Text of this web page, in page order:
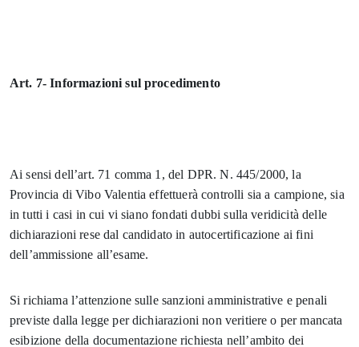
Art. 7- Informazioni sul procedimento
Ai sensi dell’art. 71 comma 1, del DPR. N. 445/2000, la
Provincia di Vibo Valentia effettuerà controlli sia a campione, sia
in tutti i casi in cui vi siano fondati dubbi sulla veridicità delle
dichiarazioni rese dal candidato in autocertificazione ai fini
dell’ammissione all’esame.
Si richiama l’attenzione sulle sanzioni amministrative e penali
previste dalla legge per dichiarazioni non veritiere o per mancata
esibizione della documentazione richiesta nell’ambito dei